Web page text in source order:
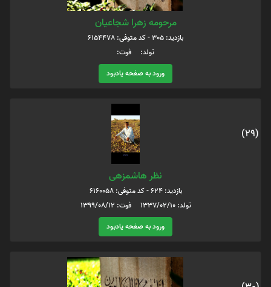
مرحومه زهرا شجاعیان
بازدید: 305 - کد متوفی: 6154478
تولد: فوت:
ورود به صفحه یادبود
(29)
نظر هاشمزهی
بازدید: 624 - کد متوفی: 6160058
تولد: 1337/02/10 فوت: 1399/08/12
ورود به صفحه یادبود